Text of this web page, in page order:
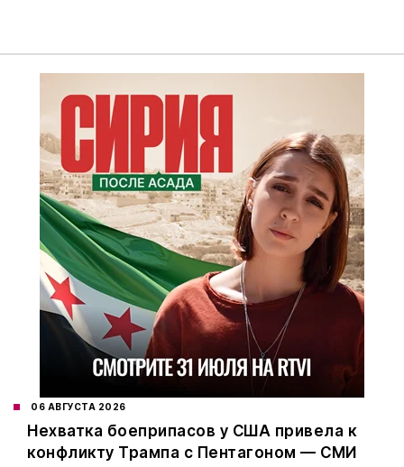
06 АВГУСТА 2026
Нехватка боеприпасов у США привела к
конфликту Трампа с Пентагоном — СМИ